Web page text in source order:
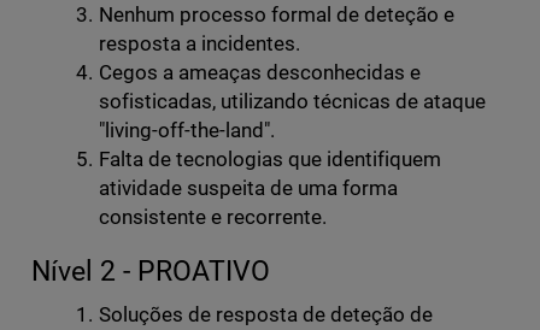
Nenhum processo formal de deteção e
resposta a incidentes.
Cegos a ameaças desconhecidas e
sofisticadas, utilizando técnicas de ataque
"living-off-the-land".
Falta de tecnologias que identifiquem
atividade suspeita de uma forma
consistente e recorrente.
Nível 2 - PROATIVO
Soluções de resposta de deteção de